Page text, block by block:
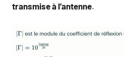
transmise à l’antenne.